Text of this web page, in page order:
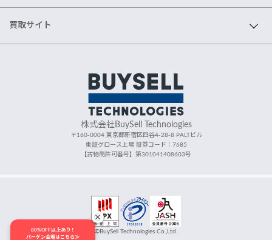
買取サイト
株式会社BuySell Technologies
〒160-0004 東京都新宿区四谷4-28-8 PALTビル
東証グロース上場 証券コード：7685
【古物商許可番号】第301041408603号
©BuySell Technologies Co.,Ltd.
80%OFF以上あり！
バーゲン会場はこちら≫